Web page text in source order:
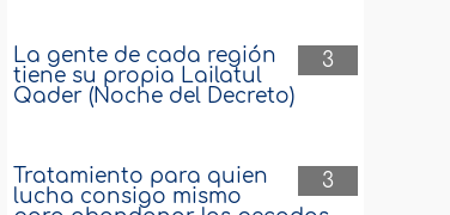
3
La gente de cada región
tiene su propia Lailatul
Qader (Noche del Decreto)
3
Tratamiento para quien
lucha consigo mismo